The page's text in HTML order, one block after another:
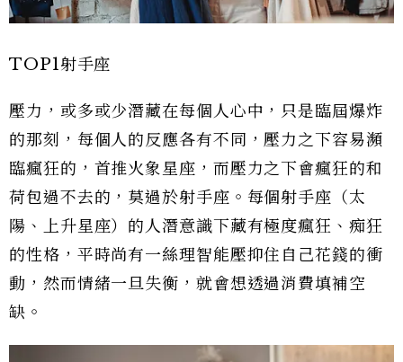
TOP1射手座
壓力，或多或少潛藏在每個人心中，只是臨屆爆炸
的那刻，每個人的反應各有不同，壓力之下容易瀕
臨瘋狂的，首推火象星座，而壓力之下會瘋狂的和
荷包過不去的，莫過於射手座。每個射手座（太
陽、上升星座）的人潛意識下藏有極度瘋狂、痴狂
的性格，平時尚有一絲理智能壓抑住自己花錢的衝
動，然而情緒一旦失衡，就會想透過消費填補空
缺。